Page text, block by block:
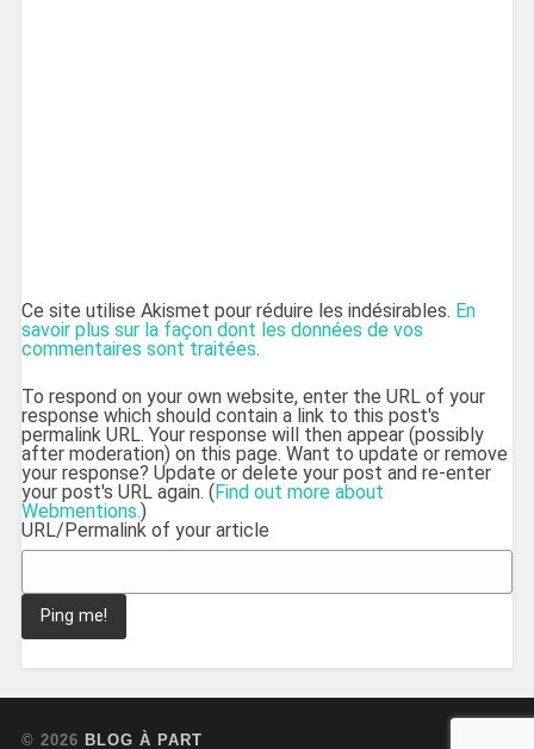
Ce site utilise Akismet pour réduire les indésirables. En
savoir plus sur la façon dont les données de vos
commentaires sont traitées.
To respond on your own website, enter the URL of your
response which should contain a link to this post's
permalink URL. Your response will then appear (possibly
after moderation) on this page. Want to update or remove
your response? Update or delete your post and re-enter
your post's URL again. (Find out more about
Webmentions.)
URL/Permalink of your article
© 2026 BLOG À PART